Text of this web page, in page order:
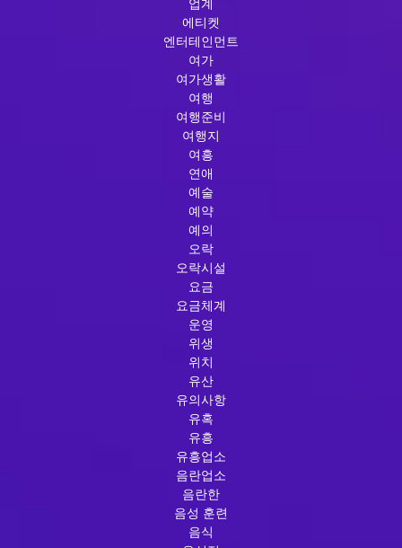
에티켓
엔터테인먼트
여가
여가생활
여행
여행준비
여행지
여흥
연애
예술
예약
예의
오락
오락시설
요금
요금체계
운영
위생
위치
유산
유의사항
유혹
유흥
유흥업소
음란업소
음란한
음성 훈련
음식